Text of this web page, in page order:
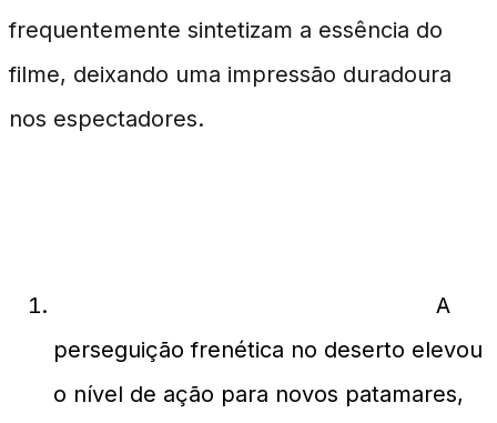
frequentemente sintetizam a essência do
filme, deixando uma impressão duradoura
nos espectadores.
A
perseguição frenética no deserto elevou
o nível de ação para novos patamares,